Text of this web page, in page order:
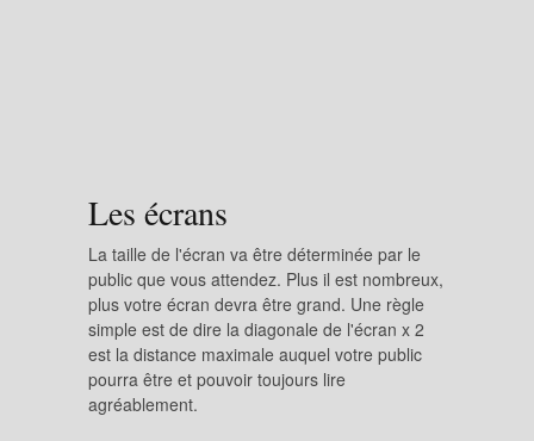
Les écrans
La taille de l'écran va être déterminée par le
public que vous attendez. Plus il est nombreux,
plus votre écran devra être grand. Une règle
simple est de dire la diagonale de l'écran x 2
est la distance maximale auquel votre public
pourra être et pouvoir toujours lire
agréablement.